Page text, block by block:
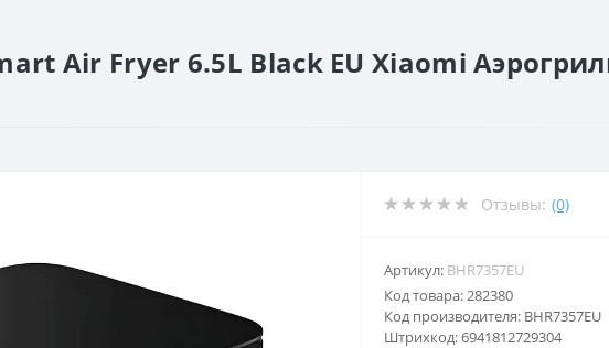
Air Fryer 6.5L Black EU Xiaomi
Отзывы: (0)
Артикул: BHR7357EU
Код товара: 282380
Код производителя: BHR7357EU
Штрихкод: 6941812729304